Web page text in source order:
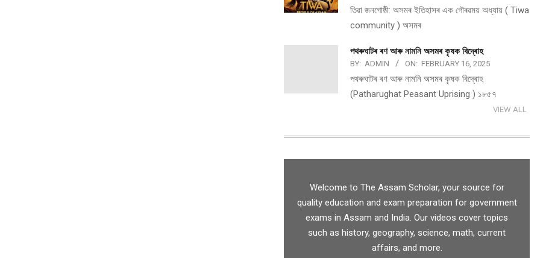
তিৱা জনগোষ্ঠী: অসমৰ ইতিহাসৰ এক গৌৰৱময় অধ্যায় ( Tiwa
community ) অসমৰ
পথ​ৰুঘাট​ৰ ৰণ আৰু নামনি অসম​ৰ কৃষক বিদ্ৰোহ​
BY: ADMIN ON: FEBRUARY 16, 2025
পথ​ৰুঘাট​ৰ ৰণ আৰু নামনি অসম​ৰ কৃষক বিদ্ৰোহ​
(Patharughat Peasant Uprising ) ১৮৫৭
VIEW ALL
Welcome to The Assam Scholar, your source for
quality education and exam preparation for government
exams in Assam and India. Our videos cover topics
such as history, geography, science, math, current
affairs, and more.